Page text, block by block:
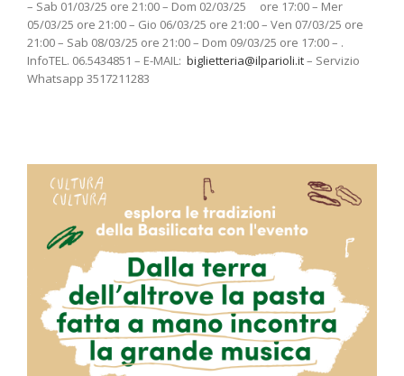
– Sab 01/03/25 ore 21:00 – Dom 02/03/25 ore 17:00 – Mer
05/03/25 ore 21:00 – Gio 06/03/25 ore 21:00 – Ven 07/03/25 ore
21:00 – Sab 08/03/25 ore 21:00 – Dom 09/03/25 ore 17:00 – .
InfoTEL. 06.5434851 – E-MAIL: biglietteria@ilparioli.it– Servizio
Whatsapp 3517211283